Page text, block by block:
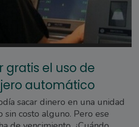
gratis el uso de
automático
sacar dinero en una unidad
sin costo alguno. Pero ese